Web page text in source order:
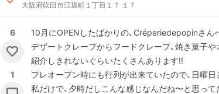
大阪府吹田市江坂町１丁目１７ １７
6
1
10月にOPENしたばかりの、Créperiedepopinさん
デザートクレープからフードクレープ、焼き菓子や
紹介しきれないぐらいたくさんあります!!
プレオープン時にも行列が出来ていたので、日曜
私だけで、夕時だしこんな感じなんだね〜と思っ